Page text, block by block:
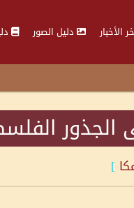
الأخبار دليل الصور
]